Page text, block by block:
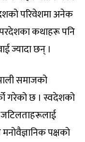
परिवेशमा अनेक
कथाहरू पनि
ज्यादा छन् ।
समाजको
गरेको छ । स्वदेशको
पक्षको